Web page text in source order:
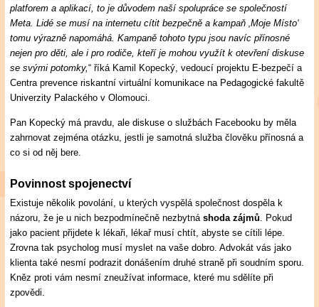
platforem a aplikací, to je důvodem naší spolupráce se společností
Meta. Lidé se musí na internetu cítit bezpečně a kampaň ‚Moje Místo‘
tomu výrazně napomáhá. Kampaně tohoto typu jsou navíc přínosné
nejen pro děti, ale i pro rodiče, kteří je mohou využít k otevření diskuse
se svými potomky,“ říká Kamil Kopecký, vedoucí projektu E-bezpečí a
Centra prevence riskantní virtuální komunikace na Pedagogické fakultě
Univerzity Palackého v Olomouci.
Pan Kopecký má pravdu, ale diskuse o službách Facebooku by měla
zahrnovat zejména otázku, jestli je samotná služba člověku přínosná a
co si od něj bere.
Povinnost spojenectví
Existuje několik povolání, u kterých vyspělá společnost dospěla k
názoru, že je u nich bezpodmínečně nezbytnáshoda zájmů. Pokud
jako pacient přijdete k lékaři, lékař musí chtít, abyste se cítili lépe.
Zrovna tak psycholog musí myslet na vaše dobro. Advokát vás jako
klienta také nesmí podrazit donášením druhé straně při soudním sporu.
Kněz proti vám nesmí zneužívat informace, které mu sdělíte při
zpovědi.